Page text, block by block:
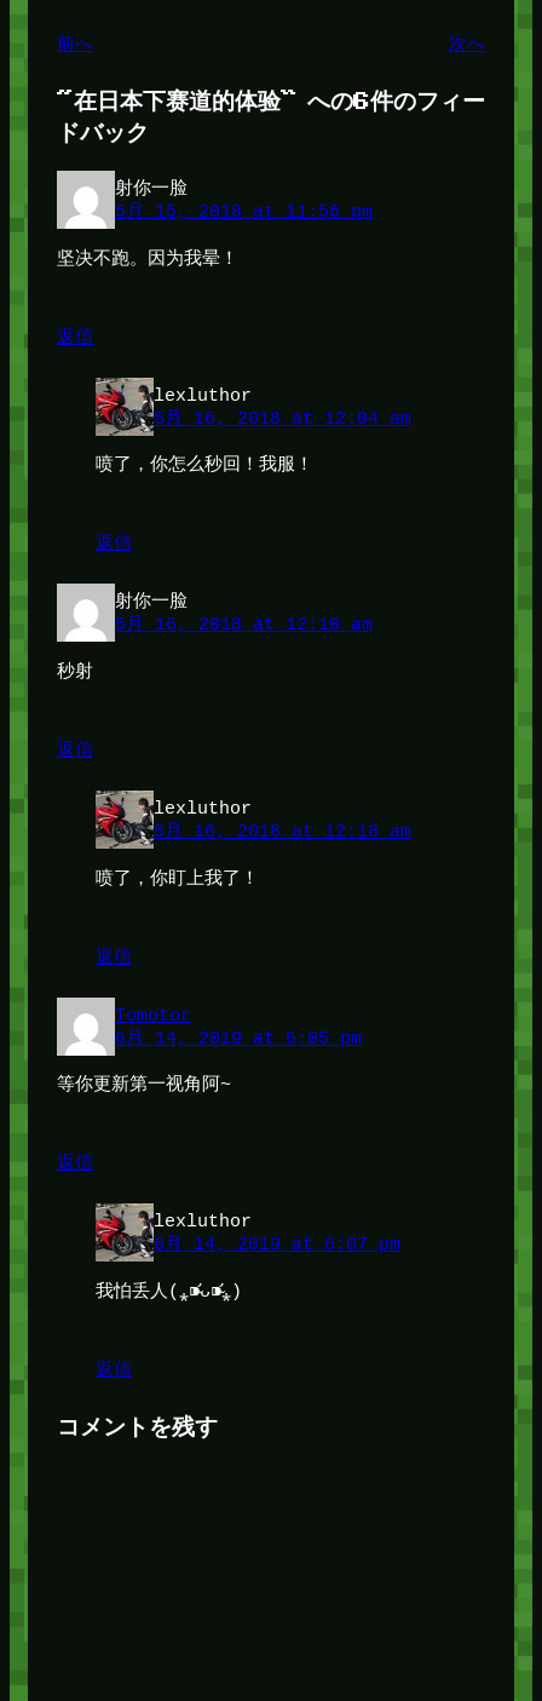
前へ 次へ
“在日本下赛道的体验” への6件のフィー
ドバック
射你一脸
5月 15, 2018 at 11:56 pm
坚决不跑。因为我晕！
返信
lexluthor
5月 16, 2018 at 12:04 am
喷了，你怎么秒回！我服！
返信
射你一脸
5月 16, 2018 at 12:10 am
秒射
返信
lexluthor
5月 16, 2018 at 12:18 am
喷了，你盯上我了！
返信
Tomotor
6月 14, 2019 at 6:05 pm
等你更新第一视角阿~
返信
lexluthor
6月 14, 2019 at 6:07 pm
我怕丢人(⁎⁍̴̛ᴗ⁍̴̛⁎)
返信
コメントを残す